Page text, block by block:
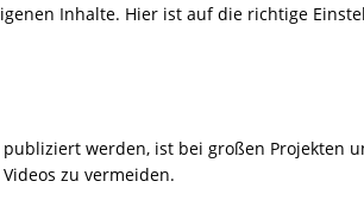
Inhalte. Hier ist auf die richtige
werden, ist bei großen Projekten
zu vermeiden.